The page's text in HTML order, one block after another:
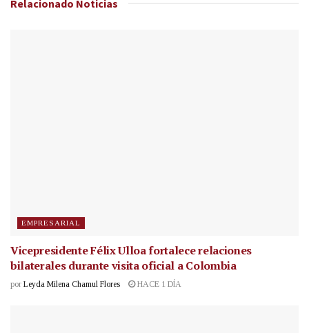
Relacionado Noticias
EMPRESARIAL
Vicepresidente Félix Ulloa fortalece relaciones
bilaterales durante visita oficial a Colombia
por Leyda Milena Chamul Flores HACE 1 DÍA